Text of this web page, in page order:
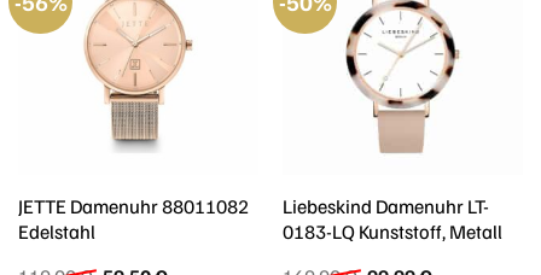
JETTE Damenuhr 88011082
Edelstahl
Liebeskind Damenuhr LT-
0183-LQ Kunststoff, Metall